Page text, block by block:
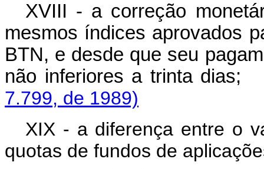
XVIII - a correção
mesmos índices aprovados
BTN, e desde que seu
não inferiores a
7.799, de 1989)
XIX - a diferença entre o
quotas de fundos de